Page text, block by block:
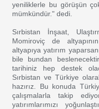
yeniliklerle bu görüşün
mümkündür." dedi.
Sırbistan İnşaat,
Momiroviç de
altyapıya yatırım
bile bundan
tarihiniz hep destek
Sırbistan ve Türkiye
hazırız. Bu konuda
çalışmalarla takip
yatırımlarımızı